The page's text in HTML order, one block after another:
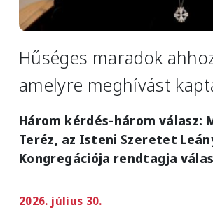
Hűséges maradok
amelyre meghívást
Három kérdés-három válasz:
Teréz, az Isteni Szeretet
Kongregációja rendtagja
2026. július 30.